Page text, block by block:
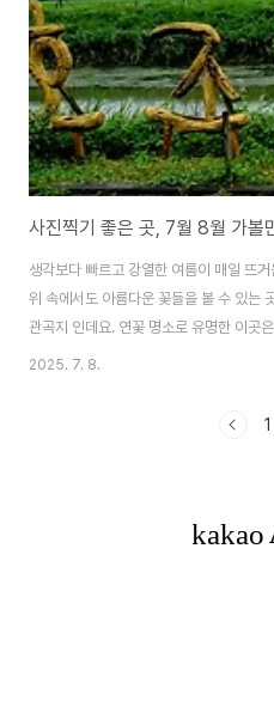
사진찍기 좋은 곳, 7월 8월 가볼
생각보다 빠르고 강열한 여름이 매일 뜨
위 속에서도 아름다운 꽃들을 볼 수 있는
관곡지 인데요. 연꽃 명소로 유명한 이곳
곳이기도 합니다. 더운 여름이지만 아름다
관곡지는 조선 세조 때 강희맹이 명나라
징을 한눈에 볼 수 있는 연꽃..
2025. 7. 8.
1